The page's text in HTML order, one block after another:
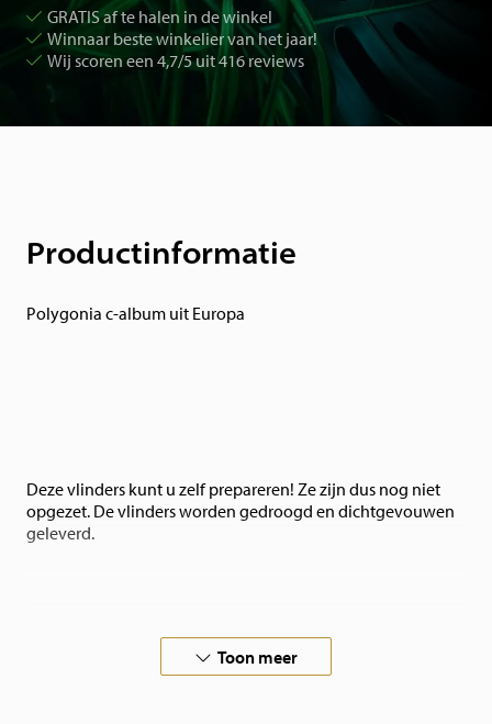
GRATIS af te halen in de winkel
Winnaar beste winkelier van het jaar!
Wij scoren een 4,7/5 uit 416 reviews
Productinformatie
Polygonia c-album uit Europa
Deze vlinders kunt u zelf prepareren! Ze zijn dus nog niet
opgezet. De vlinders worden gedroogd en dichtgevouwen
geleverd.
Toon meer